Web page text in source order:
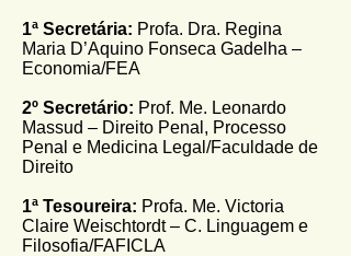
1ª Secretária: Profa. Dra. Regina
Maria D’Aquino Fonseca Gadelha –
Economia/FEA
2º Secretário: Prof. Me. Leonardo
Massud – Direito Penal, Processo
Penal e Medicina Legal/Faculdade de
Direito
1ª Tesoureira: Profa. Me. Victoria
Claire Weischtordt – C. Linguagem e
Filosofia/FAFICLA